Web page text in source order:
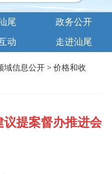
尾
政务公开
动 走进汕尾
域信息公开 >价格和收
提案督办推进会